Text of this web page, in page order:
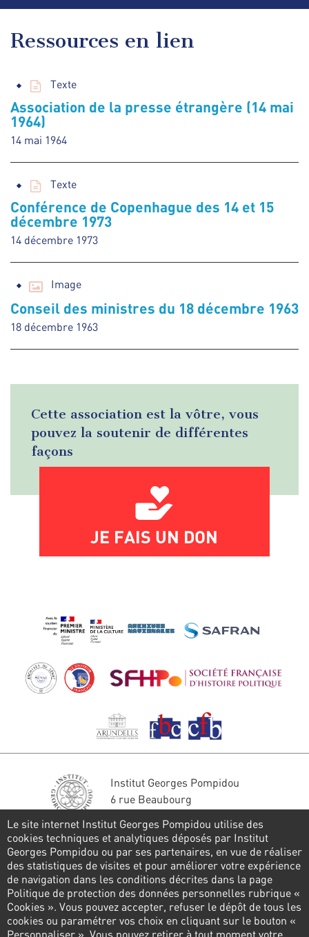
Ressources en lien
Texte
Association de la presse étrangère (14 mai
1964)
14 mai 1964
Texte
Conférence de Copenhague des 14 et 15
décembre 1973
14 décembre 1973
Image
Conseil des ministres du 18 décembre 1963
18 décembre 1963
Cette association est la vôtre, vous
pouvez la soutenir de différentes
façons
JE FAIS UN DON
Institut Georges Pompidou
6 rue Beaubourg
Tél. : 01 44 78 41 22
Restons en contact
FORMULAIRE DE CONTACT
Suivez-nous
Le site internet Institut Georges Pompidou utilise des
cookies techniques et analytiques déposés par Institut
Georges Pompidou ou par ses partenaires, en vue de réaliser
des statistiques de visites et pour améliorer votre expérience
de navigation dans les conditions décrites dans la page
Politique de protection des données personnelles rubrique «
Cookies ». Vous pouvez accepter, refuser le dépôt de tous les
cookies ou paramétrer vos choix en cliquant sur le bouton «
Personnaliser ». Vous pouvez retirer à tout moment votre